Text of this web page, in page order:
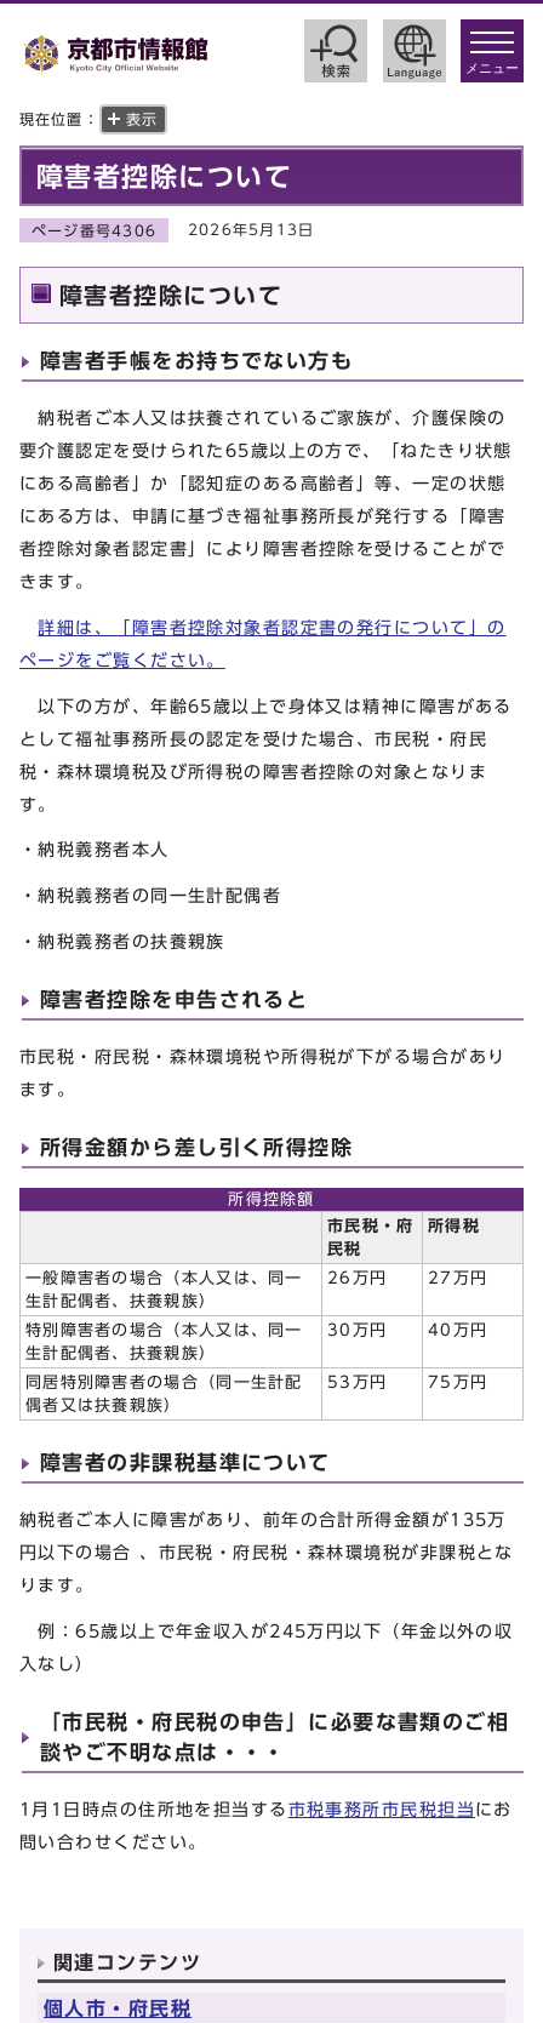
toggle
メニュー
現在位置： 表示
障害者控除について
ページ番号4306 2026年5月13日
障害者控除について
障害者手帳をお持ちでない方も
納税者ご本人又は扶養されているご家族が、介護保険の
要介護認定を受けられた65歳以上の方で、「ねたきり状態
にある高齢者」か「認知症のある高齢者」等、一定の状態
にある方は、申請に基づき福祉事務所長が発行する「障害
者控除対象者認定書」により障害者控除を受けることがで
きます。
詳細は、「障害者控除対象者認定書の発行について」の
ページをご覧ください。
以下の方が、年齢65歳以上で身体又は精神に障害がある
として福祉事務所長の認定を受けた場合、市民税・府民
税・森林環境税及び所得税の障害者控除の対象となりま
す。
・納税義務者本人
・納税義務者の同一生計配偶者
・納税義務者の扶養親族
障害者控除を申告されると
市民税・府民税・森林環境税や所得税が下がる場合があり
ます。
所得金額から差し引く所得控除
所得控除額
市民税・府
民税
所得税
一般障害者の場合（本人又は、同一
生計配偶者、扶養親族）
26万円 27万円
特別障害者の場合（本人又は、同一
生計配偶者、扶養親族）
30万円 40万円
同居特別障害者の場合（同一生計配
偶者又は扶養親族）
53万円 75万円
障害者の非課税基準について
納税者ご本人に障害があり、前年の合計所得金額が135万
円以下の場合 、市民税・府民税・森林環境税が非課税とな
ります。
例：65歳以上で年金収入が245万円以下（年金以外の収
入なし）
「市民税・府民税の申告」に必要な書類のご相
談やご不明な点は・・・
1月1日時点の住所地を担当する 市税事務所市民税担当 にお
問い合わせください。
関連コンテンツ
個人市・府民税